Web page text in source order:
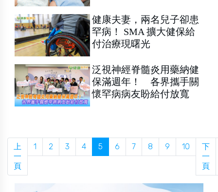
健康夫妻，兩名兒子卻患
罕病！ SMA 擴大健保給
付治療現曙光
泛視神經脊髓炎用藥納健
保滿週年！ 各界攜手關
懷罕病病友盼給付放寬
上
一
頁
1 2 3 4 5 6 7 8 9 10
下
一
頁